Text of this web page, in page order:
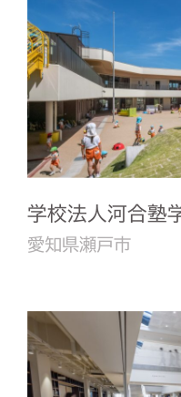
学校法人河合塾
愛知県瀬戸市